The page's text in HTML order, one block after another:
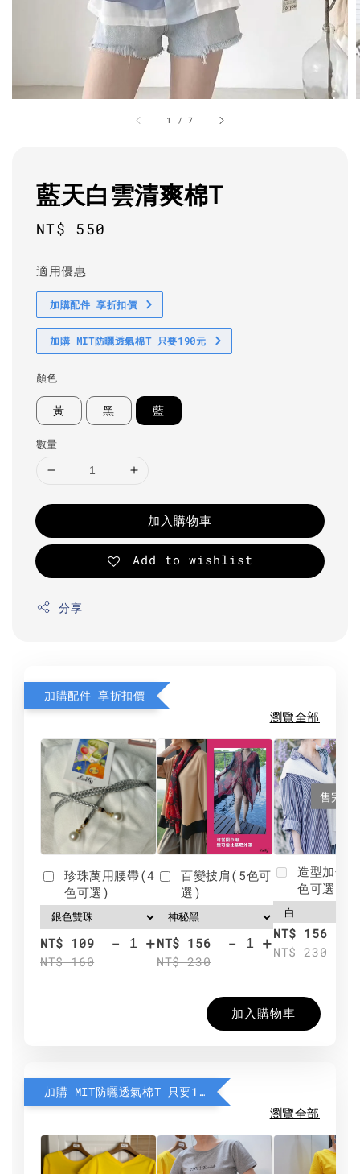
1 /7
藍天白雲清爽棉T
Regular
NT$ 550
適用優惠
加購配件 享折扣價
加購 MIT防曬透氣棉T 只要190元
顏色
黃 黑 藍
數量
加入購物車
Add to wishlist
分享
加購配件 享折扣價
瀏覽全部
珍珠萬用腰帶(4
色可選)
NT$ 109
NT$ 160
- +
百變披肩(5色可
選)
NT$ 156
NT$ 230
- +
售完
造型加分
色可選)
NT$ 156
NT$ 230
加入購物車
加購 MIT防曬透氣棉T 只要190元
瀏覽全部